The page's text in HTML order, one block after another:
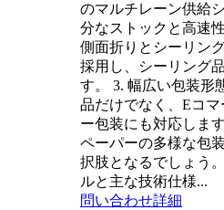
のマルチレーン供給
分なストックと高速
側面折りとシーリン
採用し、シーリング
す。 3. 幅広い包装形
品だけでなく、Eコ
ー包装にも対応しま
ペーパーの多様な包
択肢となるでしょう
ルと主な技術仕様...
問い合わせ詳細